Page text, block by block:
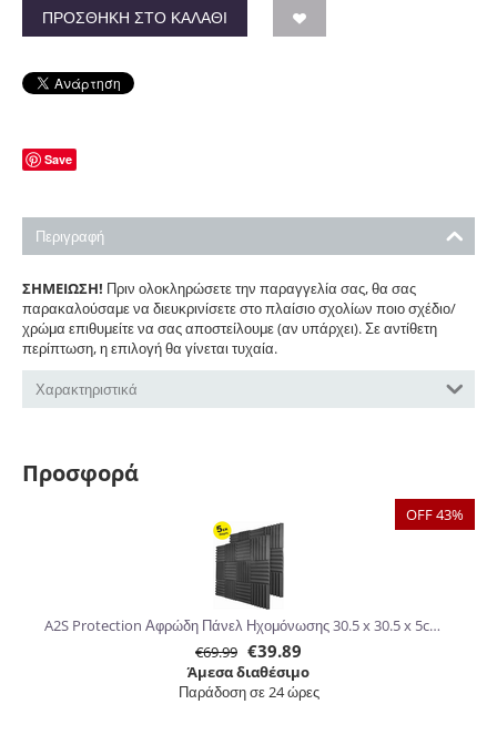
ΠΡΟΣΘΉΚΗ ΣΤΟ ΚΑΛΆΘΙ
Save
Περιγραφή
ΣΗΜΕΙΩΣΗ! Πριν ολοκληρώσετε την παραγγελία σας, θα σας
παρακαλούσαμε να διευκρινίσετε στο πλαίσιο σχολίων ποιο σχέδιο/
χρώμα επιθυμείτε να σας αποστείλουμε (αν υπάρχει). Σε αντίθετη
περίπτωση, η επιλογή θα γίνεται τυχαία.
Χαρακτηριστικά
Προσφορά
OFF 43%
A2S Protection Αφρώδη Πάνελ Ηχομόνωσης 30.5 x 30.5 x 5cm 24τμχ
€69.99 €39.89
Άμεσα διαθέσιμο
Παράδοση σε 24 ώρες